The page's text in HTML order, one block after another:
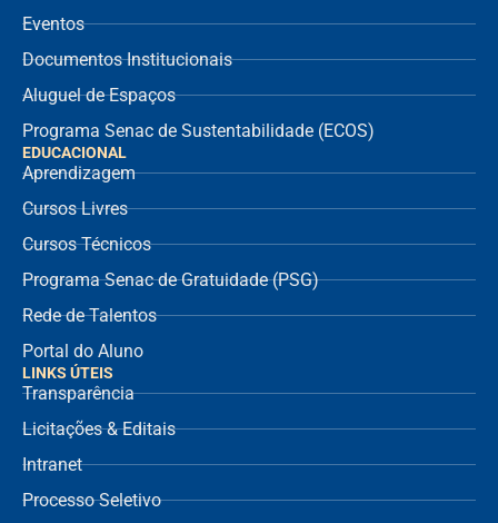
Eventos
Documentos Institucionais
Aluguel de Espaços
Programa Senac de Sustentabilidade (ECOS)
EDUCACIONAL
Aprendizagem
Cursos Livres
Cursos Técnicos
Programa Senac de Gratuidade (PSG)
Rede de Talentos
Portal do Aluno
LINKS ÚTEIS
Transparência
Licitações & Editais
Intranet
Processo Seletivo